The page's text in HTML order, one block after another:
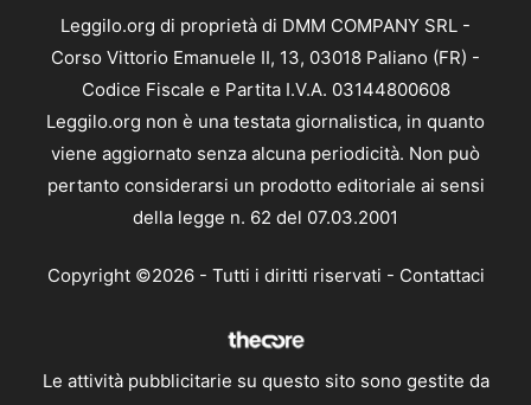
Leggilo.org di proprietà di DMM COMPANY SRL -
Corso Vittorio Emanuele II, 13, 03018 Paliano (FR) -
Codice Fiscale e Partita I.V.A. 03144800608
Leggilo.org non è una testata giornalistica, in quanto
viene aggiornato senza alcuna periodicità. Non può
pertanto considerarsi un prodotto editoriale ai sensi
della legge n. 62 del 07.03.2001
Copyright ©2026 - Tutti i diritti riservati - Contattaci
Le attività pubblicitarie su questo sito sono gestite da